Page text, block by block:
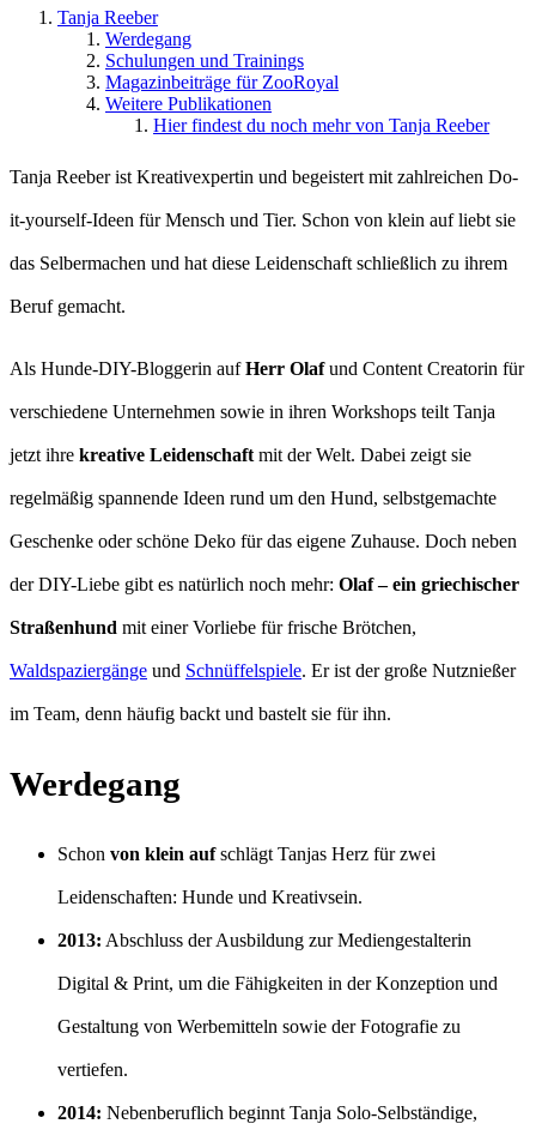
Tanja Reeber
Werdegang
Schulungen und Trainings
Magazinbeiträge für ZooRoyal
Weitere Publikationen
Hier findest du noch mehr von Tanja Reeber
Tanja Reeber ist Kreativexpertin und begeistert mit zahlreichen Do-
it-yourself-Ideen für Mensch und Tier. Schon von klein auf liebt sie
das Selbermachen und hat diese Leidenschaft schließlich zu ihrem
Beruf gemacht.
Als Hunde-DIY-Bloggerin aufHerr Olafund Content Creatorin für
verschiedene Unternehmen sowie in ihren Workshops teilt Tanja
jetzt ihre kreative Leidenschaft mit der Welt. Dabei zeigt sie
regelmäßig spannende Ideen rund um den Hund, selbstgemachte
Geschenke oder schöne Deko für das eigene Zuhause. Doch neben
der DIY-Liebe gibt es natürlich noch mehr: Olaf – ein griechischer
Straßenhund mit einer Vorliebe für frische Brötchen,
Waldspaziergänge und Schnüffelspiele. Er ist der große Nutznießer
im Team, denn häufig backt und bastelt sie für ihn.
Werdegang
Schon von klein aufschlägt Tanjas Herz für zwei
Leidenschaften: Hunde und Kreativsein.
2013: Abschluss der Ausbildung zur Mediengestalterin
Digital & Print, um die Fähigkeiten in der Konzeption und
Gestaltung von Werbemitteln sowie der Fotografie zu
vertiefen.
2014: Nebenberuflich beginnt Tanja Solo-Selbständige,